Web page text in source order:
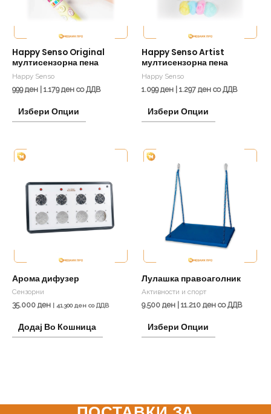
Happy Senso Original
мултисензорна пена
Happy Senso
999ден 1.179ден со ДДВ
Избери Опции
options
be
chosen
the
Happy Senso Artist
мултисензорна пена
Happy Senso
1.099ден 1.297 ден со ДДВ
Избери Опции
The
be
chosen
the
Арома дифузер
Сензорни
35.000 ден 41.300ден со ДДВ
Додај Во Кошница
Лулашка правоаголник
Активности и спорт
9.500 ден 11.210 ден со ДДВ
Избери Опции
product
has
multiple
variants.
The
options
on
product